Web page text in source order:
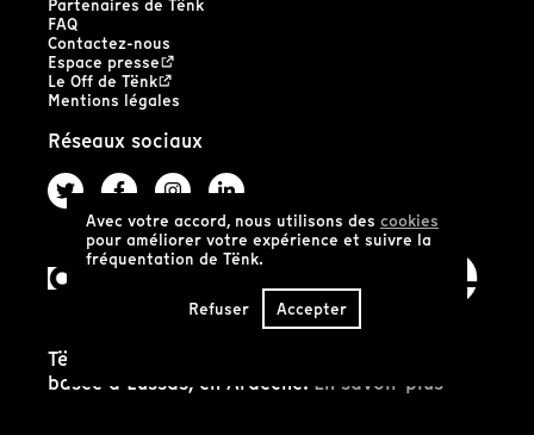
Avec votre accord, nous utilisons des cookies
pour améliorer votre expérience et suivre la
fréquentation de Tënk.
Refuser Accepter
Partenaires de Tënk
FAQ
Contactez-nous
Espace presse
Le Off de Tënk
Mentions légales
Réseaux sociaux
Tënk est édité par la coopérative SCIC Tënk
basée à Lussas, en Ardèche. En savoir plus